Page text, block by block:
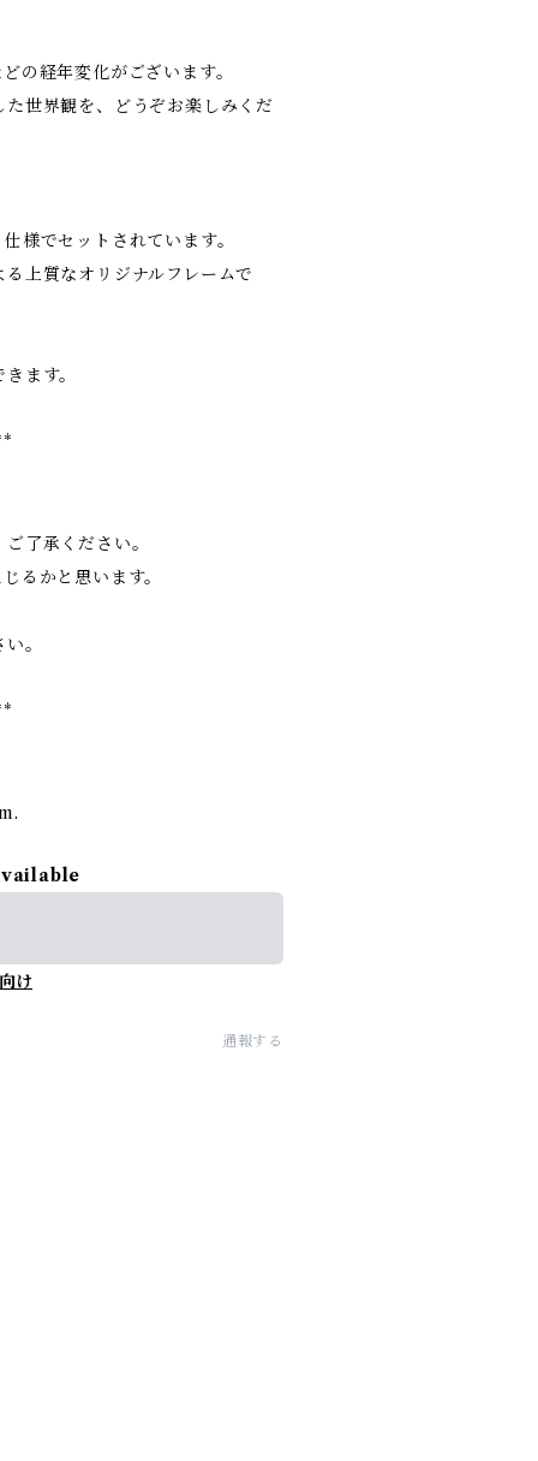
の経年変化がございます。
世界観を、どうぞお楽しみくだ
様でセットされています。
上質なオリジナルフレームで
ます。
了承ください。
るかと思います。
。
け
通報する